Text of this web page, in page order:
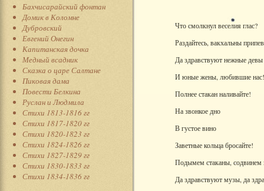
Бахчисарайский фонтан
Домик в Коломне
Дубровский
Евгений Онегин
Капитанская дочка
Медный всадник
Сказка о царе Салтане
Пиковая дама
Повести Белкина
Руслан и Людмила
Стихи 1813-1816 гг
Стихи 1817-1820 гг
Стихи 1820-1823 гг
Стихи 1824-1826 гг
Стихи 1827-1829 гг
Стихи 1830-1833 гг
Стихи 1834-1836 гг
Что смолкнул веселия глас?
Раздайтесь, вакхальны
Да здравствуют нежные девы
И юные жены, любившие нас!
Полнее стакан наливайте!
На звонкое дно
В густое вино
Заветные кольца бросайте!
Подымем стаканы, содвинем
Да здравствуют музы, да